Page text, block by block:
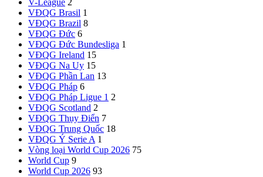
V-League 2
VĐQG Brasil 1
VĐQG Brazil 8
VĐQG Đức 6
VĐQG Đức Bundesliga 1
VĐQG Ireland 15
VĐQG Na Uy 15
VĐQG Phần Lan 13
VĐQG Pháp 6
VĐQG Pháp Ligue 1 2
VĐQG Scotland 2
VĐQG Thụy Điển 7
VĐQG Trung Quốc 18
VĐQG Ý Serie A 1
Vòng loại World Cup 2026 75
World Cup 9
World Cup 2026 93